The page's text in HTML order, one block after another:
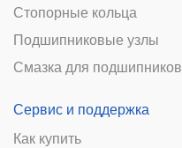
Стопорные кольца
Подшипниковые узлы
Смазка для подшипников
Сервис и поддержка
Как купить